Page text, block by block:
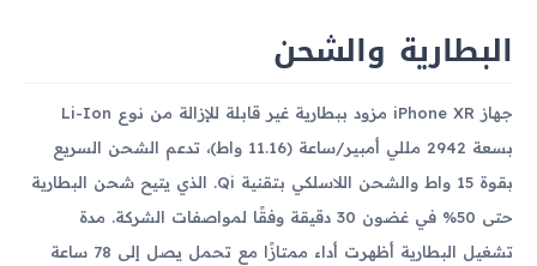
البطارية والشحن
جهاز iPhone XR مزود ببطارية غير قابلة للإزالة من نوع Li-Ion
بسعة 2942 مللي أمبير/ساعة (11.16 واط)، تدعم الشحن السريع
بقوة 15 واط والشحن اللاسلكي بتقنية Qi. الذي يتيح شحن البطارية
حتى 50% في غضون 30 دقيقة وفقًا لمواصفات الشركة. مدة
تشغيل البطارية أظهرت أداء ممتازًا مع تحمل يصل إلى 78 ساعة